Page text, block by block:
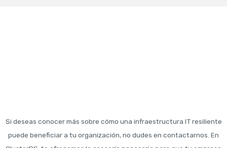
Si deseas conocer más sobre cómo una infraestructura IT resiliente
puede beneficiar a tu organización, no dudes en contactarnos. En